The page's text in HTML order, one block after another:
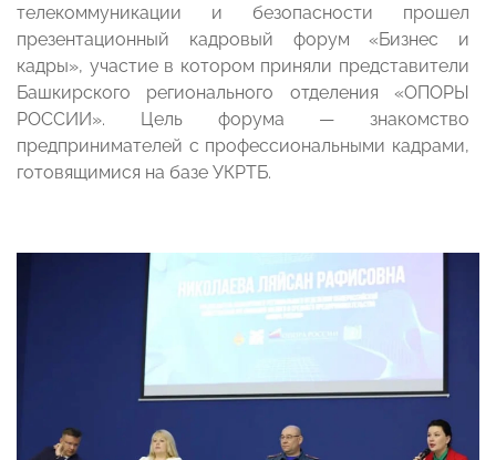
телекоммуникации и безопасности прошел
презентационный кадровый форум «Бизнес и
кадры», участие в котором приняли представители
Башкирского регионального отделения «ОПОРЫ
РОССИИ». Цель форума — знакомство
предпринимателей с профессиональными кадрами,
готовящимися на базе УКРТБ.